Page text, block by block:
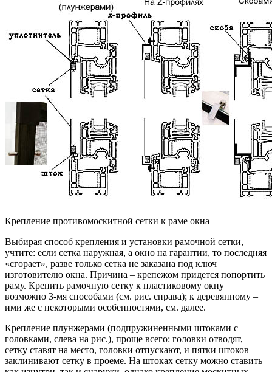
Крепление противомоскитной сетки к раме окна
Выбирая способ крепления и установки рамочной сетки,
учтите: если сетка наружная, а окно на гарантии, то последняя
«сгорает», разве только сетка не заказана под ключ
изготовителю окна. Причина – крепежом придется попортить
раму. Крепить рамочную сетку к пластиковому окну
возможно 3-мя способами (см. рис. справа); к деревянному –
ими же с некоторыми особенностями, см. далее.
Крепление плунжерами (подпружиненными штоками с
головками, слева на рис.), проще всего: головки отводят,
сетку ставят на место, головки отпускают, и пятки штоков
заклинивают сетку в проеме. На штоках сетку можно ставить